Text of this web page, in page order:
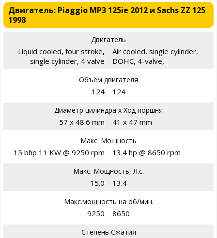
Двигатель: Piaggio MP3 125ie 2012 и Sachs ZZ 125
1998
Двигатель
Liquid cooled, four stroke,
single cylinder, 4 valve
Air cooled, single cylinder,
DOHC, 4-valve,
Объём двигателя
124 124
Диаметр цилиндра х Ход поршня
57 x 48.6 mm 41 x 47 mm
Макс. Мощность
15 bhp 11 KW @ 9250 rpm 13.4 hp @ 8650 rpm
Макс. Мощность, Л.с.
15.0 13.4
Макс.мощность на об/мин.
9250 8650
Степень Сжатия